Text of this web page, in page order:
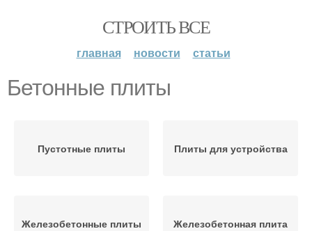
СТРОИТЬ ВСЕ
главная новости статьи
Бетонные плиты
Пустотные плиты Плиты для устройства
Железобетонные плиты Железобетонная плита